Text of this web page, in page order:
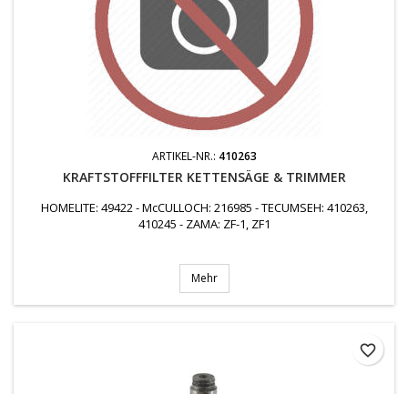
ARTIKEL-NR.: 410263
KRAFTSTOFFFILTER KETTENSÄGE & TRIMMER
HOMELITE: 49422 - McCULLOCH: 216985 - TECUMSEH: 410263,
410245 - ZAMA: ZF-1, ZF1
Mehr
favorite_border